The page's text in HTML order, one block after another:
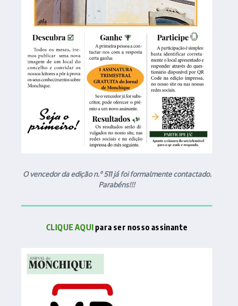
O vencedor da edição n.º 511 já foi formalmente contactado.
Parabéns!!!
CLIQUE AQUI para ser nosso assinante